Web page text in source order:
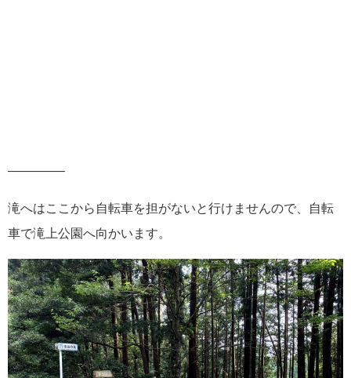
————–
滝へはここから自転車を担がないと行けませんので、自転
車で滝上公園へ向かいます。